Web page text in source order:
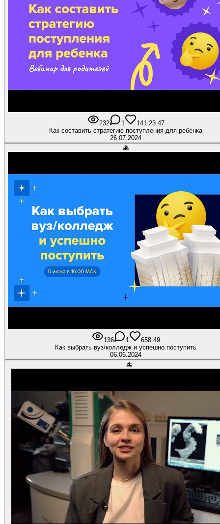
232 1 141:23:47
Как составить стратегию поступления для ребенка
26.07.2024
🐙
136 1 658:49
Как выбрать вуз/колледж и успешно поступить
06.06.2024
🐙